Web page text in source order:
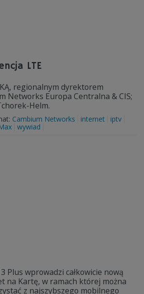
LTE
regionalnym dyrektorem
Networks Europa Centralna & CIS;
Helm.
Cambium Networks internet
iptv
wywiad
Plus wprowadzi całkowicie nową
na Kartę, w ramach której można
z najszybszego mobilnego